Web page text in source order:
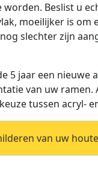
Beslist u
moeilijker is om
slechter zijn
5 jaar een nieuwe
van uw
tussen acryl-
van uw